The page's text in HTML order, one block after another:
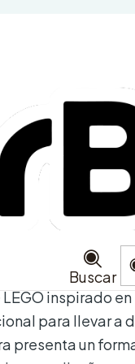
Buscar
ahora
lista de favoritos
ubicaciones
inspirado
para llevar a
presenta un